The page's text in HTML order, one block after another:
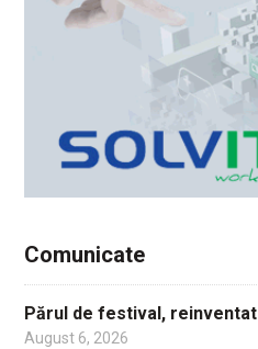
Comunicate
Părul de festival, reinventat
August 6, 2026